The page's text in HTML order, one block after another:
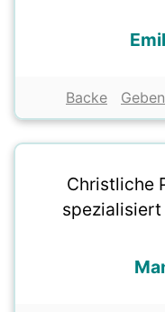
Backe Geben
Christliche
spezialisiert